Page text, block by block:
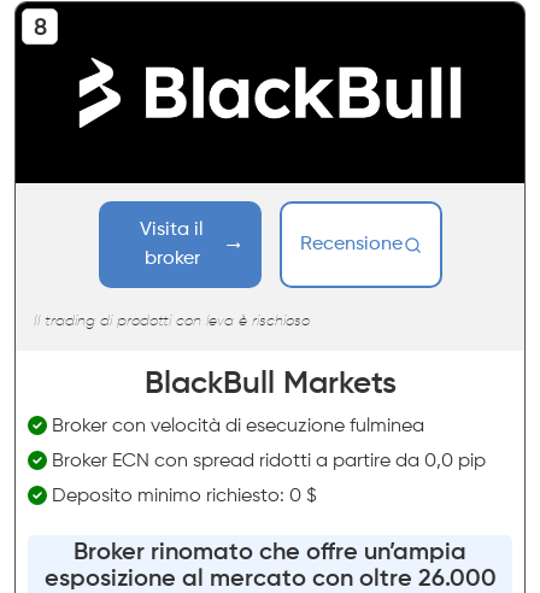
Visita il
broker
Recensione
Il trading di prodotti con leva è rischioso
BlackBull Markets
Broker con velocità di esecuzione fulminea
Broker ECN con spread ridotti a partire da 0,0 pip
Deposito minimo richiesto: 0 $
Broker rinomato che offre un’ampia
esposizione al mercato con oltre 26.000